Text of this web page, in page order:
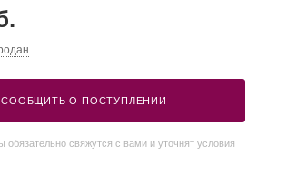
СООБЩИТЬ О ПОСТУПЛЕНИИ
свяжутся с вами и уточнят условия